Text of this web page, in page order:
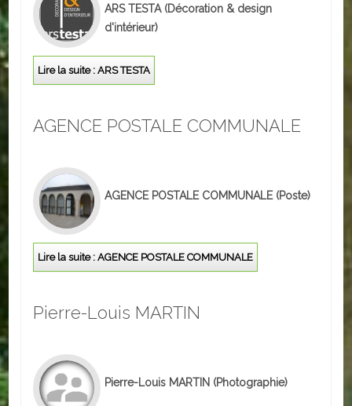
Hotels/Restaurants
Garages
Loisirs
CONTACT
ENVIRONNEMENT
Informations générales
ARS TESTA(Décoration & design
d'intérieur)
Lire la suite : ARS TESTA
AGENCE POSTALE COMMUNALE
AGENCE POSTALE COMMUNALE (Poste)
Lire la suite : AGENCE POSTALE COMMUNALE
Pierre-Louis MARTIN
Pierre-Louis MARTIN (Photographie)